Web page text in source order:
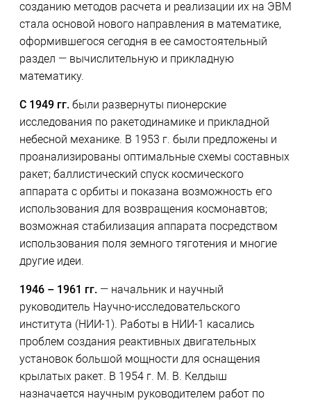
созданию методов расчета и реализации их на ЭВМ
стала основой нового направления в математике,
оформившегося сегодня в ее самостоятельный
раздел — вычислительную и прикладную
математику.
С 1949 гг.были развернуты пионерские
исследования по ракетодинамике и прикладной
небесной механике. В 1953 г. были предложены и
проанализированы оптимальные схемы составных
ракет; баллистический спуск космического
аппарата с орбиты и показана возможность его
использования для возвращения космонавтов;
возможная стабилизация аппарата посредством
использования поля земного тяготения и многие
другие идеи.
1946 – 1961 гг.— начальник и научный
руководитель Научно-исследовательского
института (НИИ-1). Работы в НИИ-1 касались
проблем создания реактивных двигательных
установок большой мощности для оснащения
крылатых ракет. В 1954 г. М. В. Келдыш
назначается научным руководителем работ по